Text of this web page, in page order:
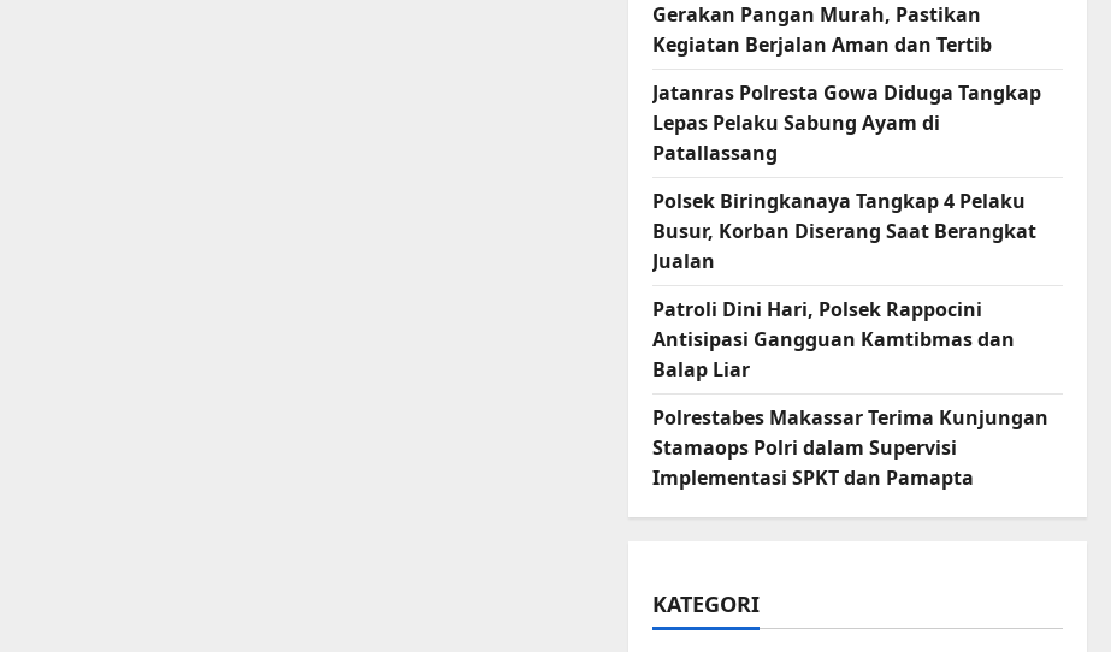
Gerakan Pangan Murah, Pastikan
Kegiatan Berjalan Aman dan Tertib
Jatanras Polresta Gowa Diduga Tangkap
Lepas Pelaku Sabung Ayam di
Patallassang
Polsek Biringkanaya Tangkap 4 Pelaku
Busur, Korban Diserang Saat Berangkat
Jualan
Patroli Dini Hari, Polsek Rappocini
Antisipasi Gangguan Kamtibmas dan
Balap Liar
Polrestabes Makassar Terima Kunjungan
Stamaops Polri dalam Supervisi
Implementasi SPKT dan Pamapta
KATEGORI